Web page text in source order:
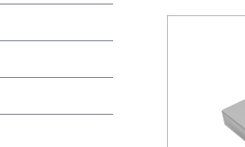
KNX/
Volle
Analog-
KMUs
Call-